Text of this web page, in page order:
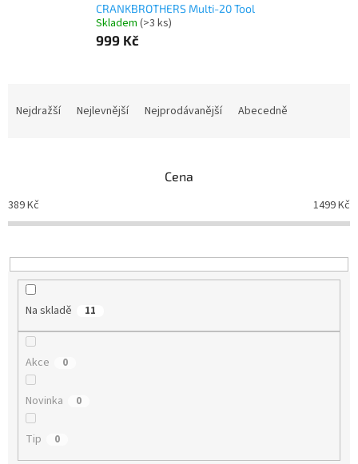
CRANKBROTHERS Multi-20 Tool
Skladem (>3 ks)
999 Kč
p
r
o
u
Nejdražší Nejlevnější Nejprodávanější Abecedně
Cena
389Kč 1499Kč
Na skladě 11
Akce 0
Novinka 0
Tip 0